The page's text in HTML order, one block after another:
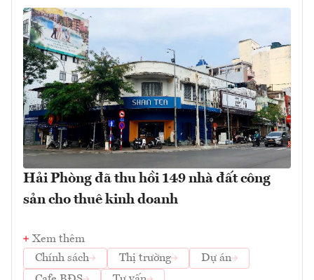
Hải Phòng đã thu hồi 149 nhà đất công
sản cho thuê kinh doanh
Xem thêm
Chính sách
Thị trường
Dự án